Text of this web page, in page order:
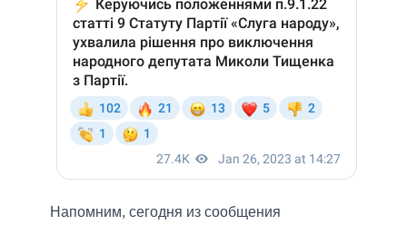
Напомним, сегодня из сообщения